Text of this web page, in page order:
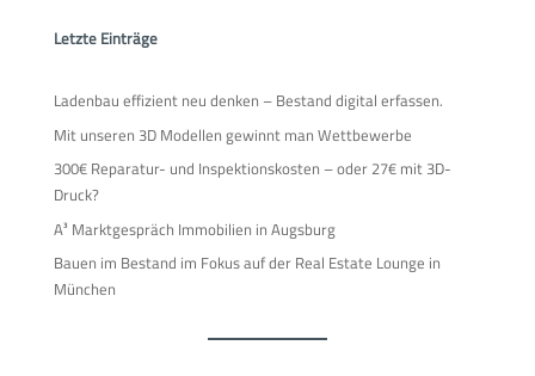
Letzte Einträge
Ladenbau effizient neu denken – Bestand digital erfassen.
Mit unseren 3D Modellen gewinnt man Wettbewerbe
300€ Reparatur- und Inspektionskosten – oder 27€ mit 3D-
Druck?
A³ Marktgespräch Immobilien in Augsburg
Bauen im Bestand im Fokus auf der Real Estate Lounge in
München